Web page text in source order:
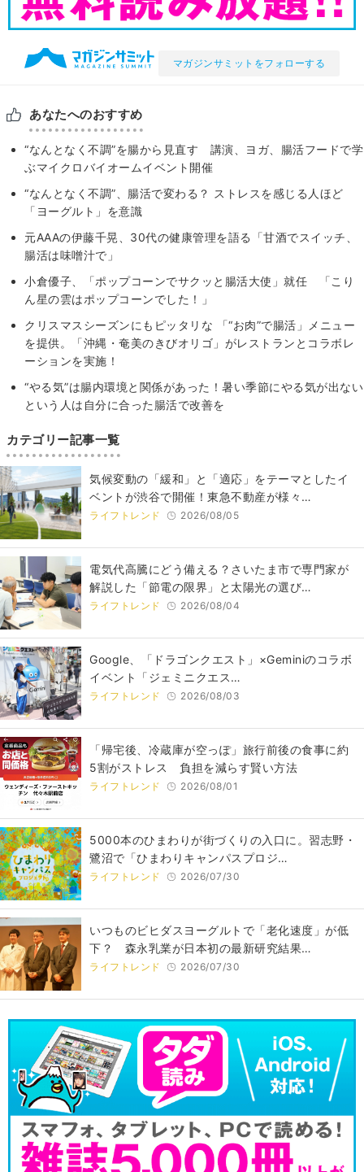
マガジンサミットをフォローする
あなたへのおすすめ
“なんとなく不調”を腸から見直す 講演、ヨガ、腸活フードで学
ぶマイクロバイオームイベント開催
“なんとなく不調”、腸活で変わる？ ストレスを感じる人ほど
「ヨーグルト」を意識
元AAAの伊藤千晃、30代の健康管理を語る「甘酒でスイッチ、
腸活は味噌汁で」
小倉優子、「ポップコーンでサクッと腸活大使」就任 「こり
ん星の雲はポップコーンでした！」
クリスマスシーズンにもピッタリな 「“お肉”で腸活」メニュー
を提供。「沖縄・奄美のきびオリゴ」がレストランとコラボレ
ーションを実施！
“やる気”は腸内環境と関係があった！暑い季節にやる気が出ない
という人は自分に合った腸活で改善を
カテゴリー記事一覧
気候変動の「緩和」と「適応」をテーマとしたイ
ベントが渋谷で開催！東急不動産が様々…
ライフトレンド 2026/08/05
電気代高騰にどう備える？さいたま市で専門家が
解説した「節電の限界」と太陽光の選び…
ライフトレンド 2026/08/04
Google、「ドラゴンクエスト」×Geminiのコラボ
イベント「ジェミニクエス…
ライフトレンド 2026/08/03
「帰宅後、冷蔵庫が空っぽ」旅行前後の食事に約
5割がストレス 負担を減らす賢い方法
ライフトレンド 2026/08/01
5000本のひまわりが街づくりの入口に。習志野・
鷺沼で「ひまわりキャンパスプロジ…
ライフトレンド 2026/07/30
いつものビヒダスヨーグルトで「老化速度」が低
下？ 森永乳業が日本初の最新研究結果…
ライフトレンド 2026/07/30